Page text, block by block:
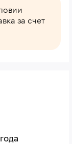
за счет